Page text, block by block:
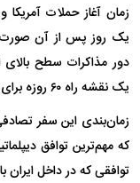
زمان آغاز حملات
یک روز پس از آن صورت
دور مذاکرات سطح بالای
یک نقشه راه ۶۰ روزه برای دستیابی به توافق نهایی منجر شده است.
زمان‌بندی این سفر
که مهم‌ترین توافق
توافقی که در داخل